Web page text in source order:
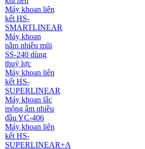
Máy khoan liên
kết HS-
SMARTLINEAR
Máy khoan
nằm nhiều mũi
SS-240 dùng
thuỷ lực
Máy khoan liên
kết HS-
SUPERLINEAR
Máy khoan lắc
mộng âm nhiều
đầu YC-406
Máy khoan liên
kết HS-
SUPERLINEAR+A